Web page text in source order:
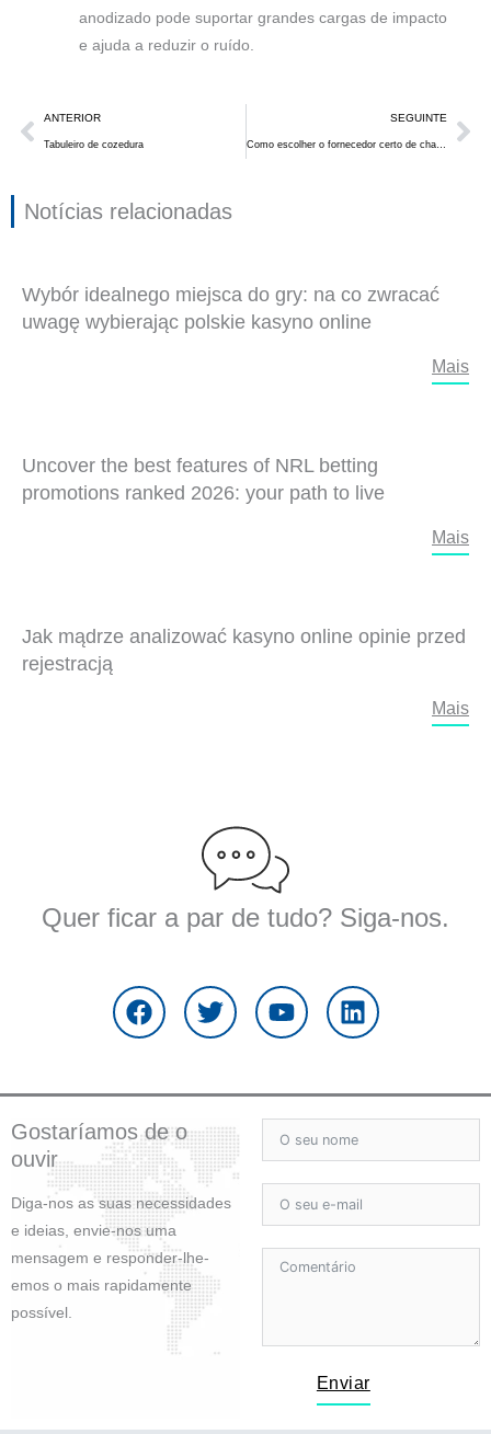
anodizado pode suportar grandes cargas de impacto
e ajuda a reduzir o ruído.
Anterior
ANTERIOR
Tabuleiro de cozedura
SEGUINTE
Como escolher o fornecedor certo de chapa de alumínio anodizado
Notícias relacionadas
Wybór idealnego miejsca do gry: na co zwracać
uwagę wybierając polskie kasyno online
Mais
Uncover the best features of NRL betting
promotions ranked 2026: your path to live
Mais
Jak mądrze analizować kasyno online opinie przed
rejestracją
Mais
Quer ficar a par de tudo? Siga-nos.
a
c
e
o
o
k
w
i
t
e
r
o
u
t
b
e
i
n
k
d
i
n
Gostaríamos de o
ouvir
Diga-nos as suas necessidades
e ideias, envie-nos uma
mensagem e responder-lhe-
emos o mais rapidamente
possível.
Enviar